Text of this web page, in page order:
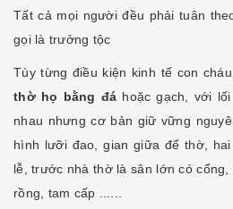
Tất cả mọi người đều phải tuân
gọi là trưởng tộc
Tùy từng điều kiện kinh tế con
thờ họ bằng đá hoặc gạch, với
nhau nhưng cơ bản giữ vững
hình lưỡi đao, gian giữa để thờ,
lễ, trước nhà thờ là sân lớn có
rồng, tam cấp ......